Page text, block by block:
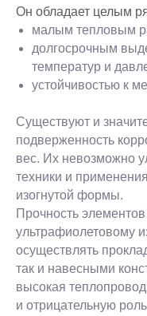
Он обладает целым
малым тепловым
долгосрочным
температур и
устойчивостью к
Существуют и
подверженность
вес. Их невозможно
техники и
изогнутой формы.
Прочность
ультрафиолетовому
осуществлять
так и навесными
высокая
и отрицательную